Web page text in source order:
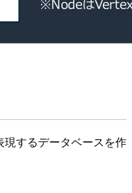
するデータベースを作